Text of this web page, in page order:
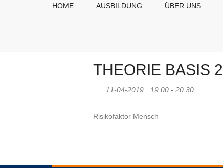
HOME AUSBILDUNG ÜBER UNS
THEORIE BASIS 2
11-04-2019 19:00 - 20:30
Risikofaktor Mensch